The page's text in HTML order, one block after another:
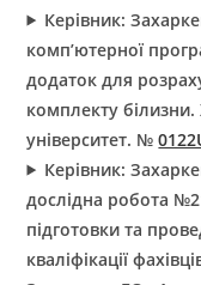
Керівник:
комп’ютерної
додаток для
комплекту
університет. №
Керівник:
дослідна робота
підготовки та
кваліфікації